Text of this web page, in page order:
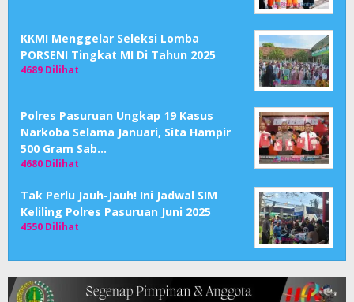
KKMI Menggelar Seleksi Lomba
PORSENI Tingkat MI Di Tahun 2025
4689 Dilihat
Polres Pasuruan Ungkap 19 Kasus
Narkoba Selama Januari, Sita Hampir
500 Gram Sab…
4680 Dilihat
Tak Perlu Jauh-Jauh! Ini Jadwal SIM
Keliling Polres Pasuruan Juni 2025
4550 Dilihat